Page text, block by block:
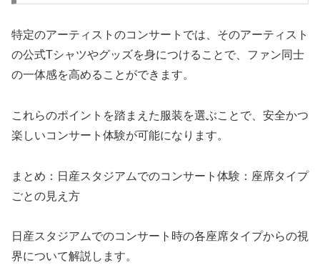
特定のアーティストのコンサートでは、そのアーティスト
の公式Tシャツやグッズを身につけることで、ファン同士
の一体感を高めることができます。
これらのポイントを踏まえた服装を選ぶことで、安全かつ
楽しいコンサート体験が可能になります。
まとめ：日産スタジアムでのコンサート体験：座席タイプ
ごとの見え方
日産スタジアムでのコンサート時の各座席タイプからの視
界について解説します。